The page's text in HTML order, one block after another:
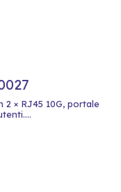
× RJ45 10G, portale